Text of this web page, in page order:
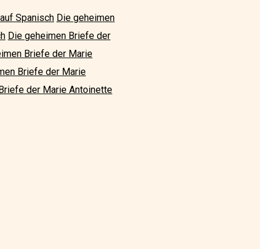
Spanisch Die geheimen
Die geheimen Briefe der
Briefe der Marie
Briefe der Marie
der Marie Antoinette